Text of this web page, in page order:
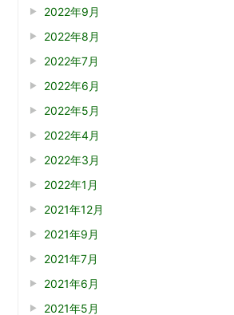
2022年9月
2022年8月
2022年7月
2022年6月
2022年5月
2022年4月
2022年3月
2022年1月
2021年12月
2021年9月
2021年7月
2021年6月
2021年5月